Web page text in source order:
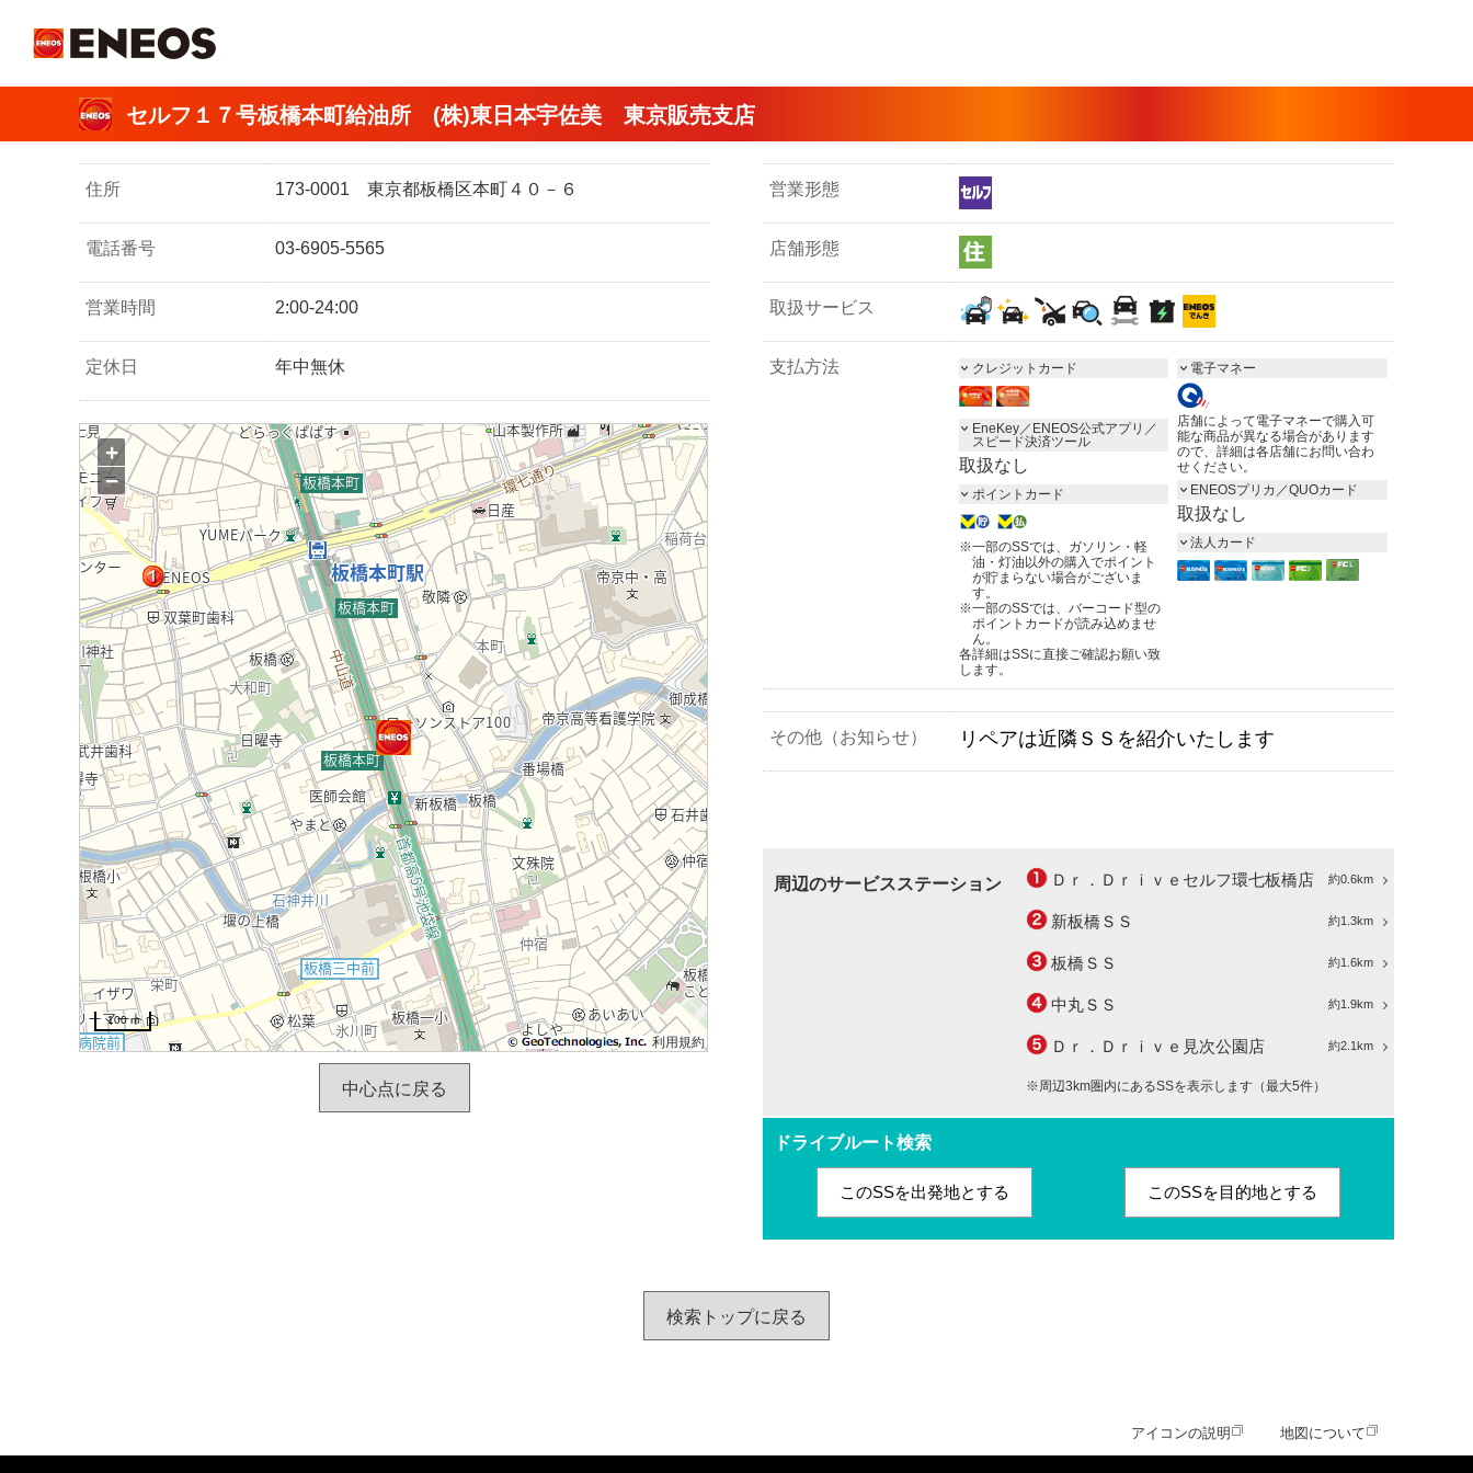
セルフ１７号板橋本町給油所 (株)東日本宇佐美 東京販売支店
住所 173-0001 東京都板橋区本町４０－６
電話番号 03-6905-5565
営業時間 2:00-24:00
定休日 年中無休
利用規約
+
−
100 m
中心点に戻る
営業形態
店舗形態
取扱サービス
支払方法 クレジットカード
EneKey／ENEOS公式アプリ／
スピード決済ツール
取扱なし
ポイントカード
※一部のSSでは、ガソリン・軽
油・灯油以外の購入でポイント
が貯まらない場合がございま
す。
※一部のSSでは、バーコード型の
ポイントカードが読み込めませ
ん。
各詳細はSSに直接ご確認お願い致
します。
電子マネー
店舗によって電子マネーで購入可
能な商品が異なる場合があります
ので、詳細は各店舗にお問い合わ
せください。
ENEOSプリカ／QUOカード
取扱なし
法人カード
その他（お知らせ） リペアは近隣ＳＳを紹介いたします
周辺のサービスステーション 約0.6km
Ｄｒ．Ｄｒｉｖｅセルフ環七板橋店
約1.3km
新板橋ＳＳ
約1.6km
板橋ＳＳ
約1.9km
中丸ＳＳ
約2.1km
Ｄｒ．Ｄｒｉｖｅ見次公園店
※周辺3km圏内にあるSSを表示します（最大5件）
ドライブルート検索
このSSを出発地とする このSSを目的地とする
検索トップに戻る
アイコンの説明 地図について